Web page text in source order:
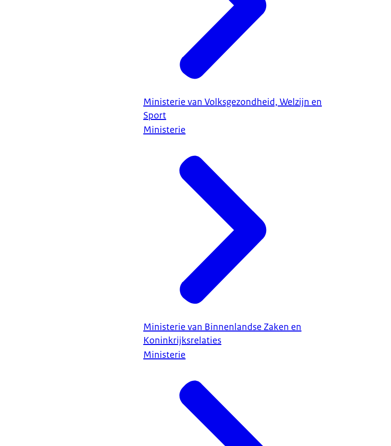
Ministerie van Volksgezondheid, Welzijn en
Sport
Ministerie
Ministerie van Binnenlandse Zaken en
Koninkrijksrelaties
Ministerie